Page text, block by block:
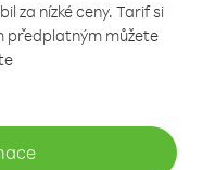
za nízké ceny. Tarif si
předplatným můžete